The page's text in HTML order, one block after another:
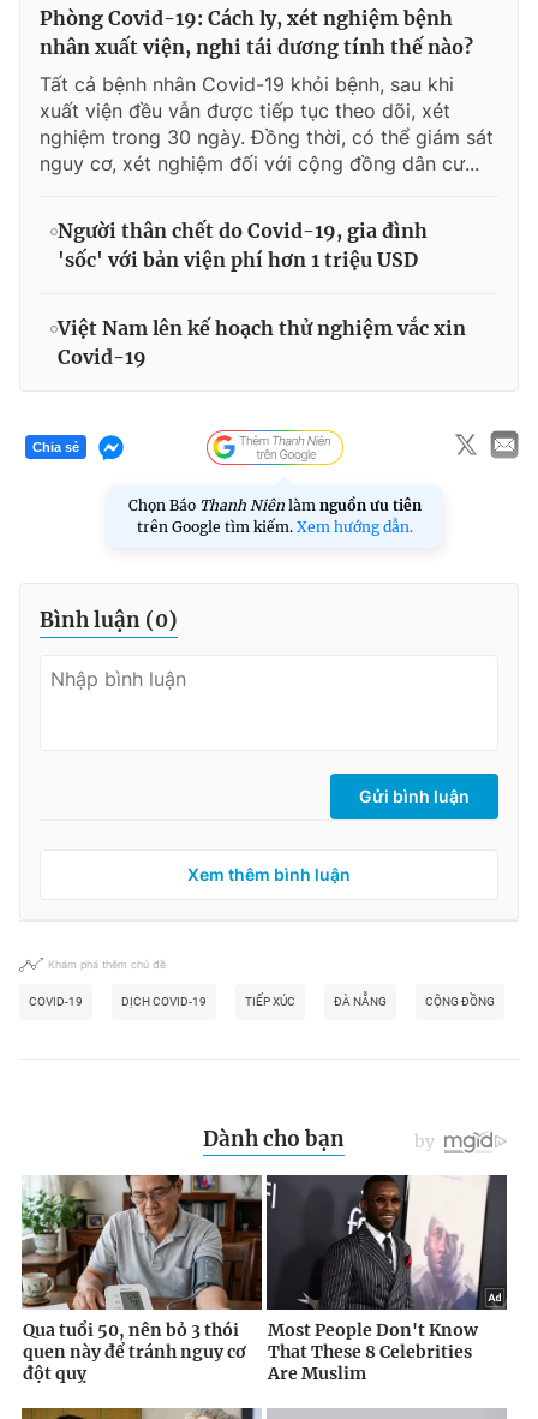
Phòng Covid-19: Cách ly, xét nghiệm bệnh
nhân xuất viện, nghi tái dương tính thế nào?
Tất cả bệnh nhân Covid-19 khỏi bệnh, sau khi
xuất viện đều vẫn được tiếp tục theo dõi, xét
nghiệm trong 30 ngày. Đồng thời, có thể giám sát
nguy cơ, xét nghiệm đối với cộng đồng dân cư...
Người thân chết do Covid-19, gia đình
'sốc' với bản viện phí hơn 1 triệu USD
Việt Nam lên kế hoạch thử nghiệm vắc xin
Covid-19
Chia sẻ
Chọn Báo Thanh Niên làm nguồn ưu tiên
trên Google tìm kiếm. Xem hướng dẫn.
Bình luận (0)
Gửi bình luận
Xem thêm bình luận
Khám phá thêm chủ đề
COVID-19 DỊCH COVID-19 TIẾP XÚC ĐÀ NẴNG CỘNG ĐỒNG